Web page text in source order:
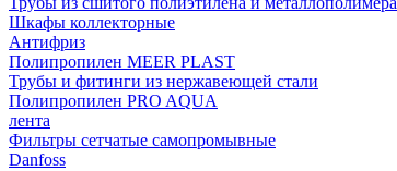
Шкафы коллекторные
Антифриз
Полипропилен MEER PLAST
Трубы и фитинги из нержавеющей стали
Полипропилен PRO AQUA
лента
Фильтры сетчатые самопромывные
Danfoss